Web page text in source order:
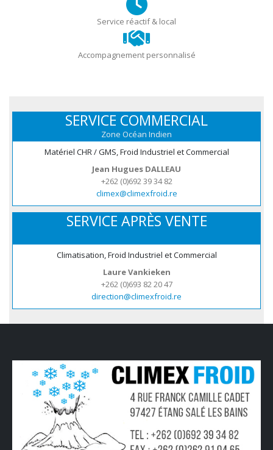
Service réactif & local
Accompagnement personnalisé
SERVICE COMMERCIAL
Zone Océan Indien
Matériel CHR / GMS, Froid Industriel et Commercial
Jean Hugues DALLEAU
+262 (0)692 39 34 82
climex@climexfroid.re
SERVICE APRÈS VENTE
Climatisation, Froid Industriel et Commercial
Laure Vankieken
+262 (0)693 82 20 47
direction@climexfroid.re